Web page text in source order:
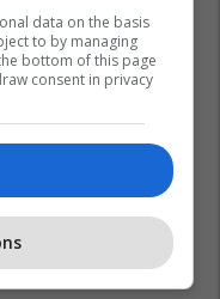
data on the basis
to by managing
bottom of this page
consent in privacy